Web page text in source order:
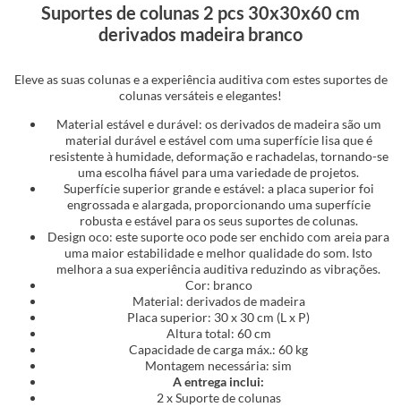
Suportes de colunas 2 pcs 30x30x60 cm
derivados madeira branco
Eleve as suas colunas e a experiência auditiva com estes suportes de
colunas versáteis e elegantes!
Material estável e durável: os derivados de madeira são um
material durável e estável com uma superfície lisa que é
resistente à humidade, deformação e rachadelas, tornando-se
uma escolha fiável para uma variedade de projetos.
Superfície superior grande e estável: a placa superior foi
engrossada e alargada, proporcionando uma superfície
robusta e estável para os seus suportes de colunas.
Design oco: este suporte oco pode ser enchido com areia para
uma maior estabilidade e melhor qualidade do som. Isto
melhora a sua experiência auditiva reduzindo as vibrações.
Cor: branco
Material: derivados de madeira
Placa superior: 30 x 30 cm (L x P)
Altura total: 60 cm
Capacidade de carga máx.: 60 kg
Montagem necessária: sim
A entrega inclui:
2 x Suporte de colunas